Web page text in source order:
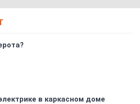
в каркасном доме